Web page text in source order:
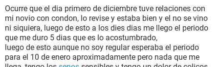
BIENESTAR
SEXUALIDAD
GLOSARIO
Ocurre que el dia primero de diciembre tuve relaciones con
mi novio con condon, lo revise y estaba bien y el no se vino
ni siquiera, luego de esto a los dies dias me llego el periodo
que me duro 5 dias que es lo acostumbrado,
luego de esto aunque no soy regular esperaba el periodo
para el 10 de enero aproximadamente pero nada que me